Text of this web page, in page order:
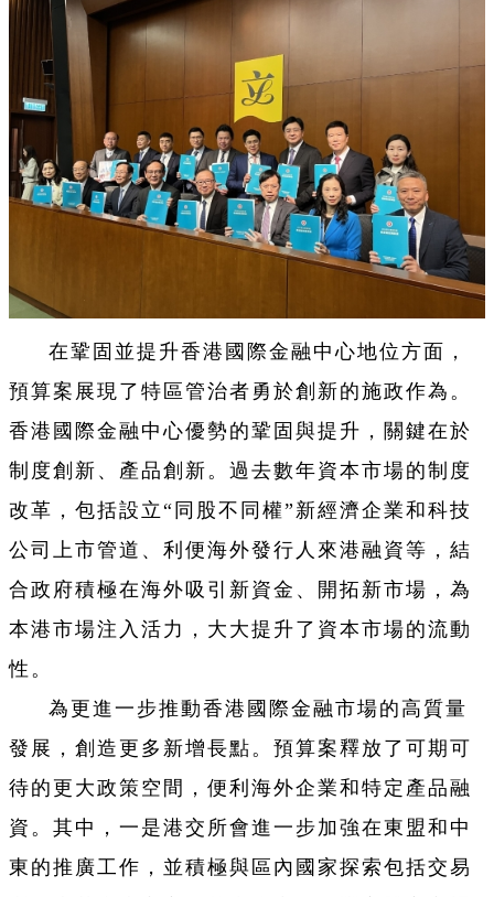
在鞏固並提升香港國際金融中心地位方面，
預算案展現了特區管治者勇於創新的施政作為。
香港國際金融中心優勢的鞏固與提升，關鍵在於
制度創新、產品創新。過去數年資本市場的制度
改革，包括設立“同股不同權”新經濟企業和科技
公司上市管道、利便海外發行人來港融資等，結
合政府積極在海外吸引新資金、開拓新市場，為
本港市場注入活力，大大提升了資本市場的流動
性。
為更進一步推動香港國際金融市場的高質量
發展，創造更多新增長點。預算案釋放了可期可
待的更大政策空間，便利海外企業和特定產品融
資。其中，一是港交所會進一步加強在東盟和中
東的推廣工作，並積極與區內國家探索包括交易